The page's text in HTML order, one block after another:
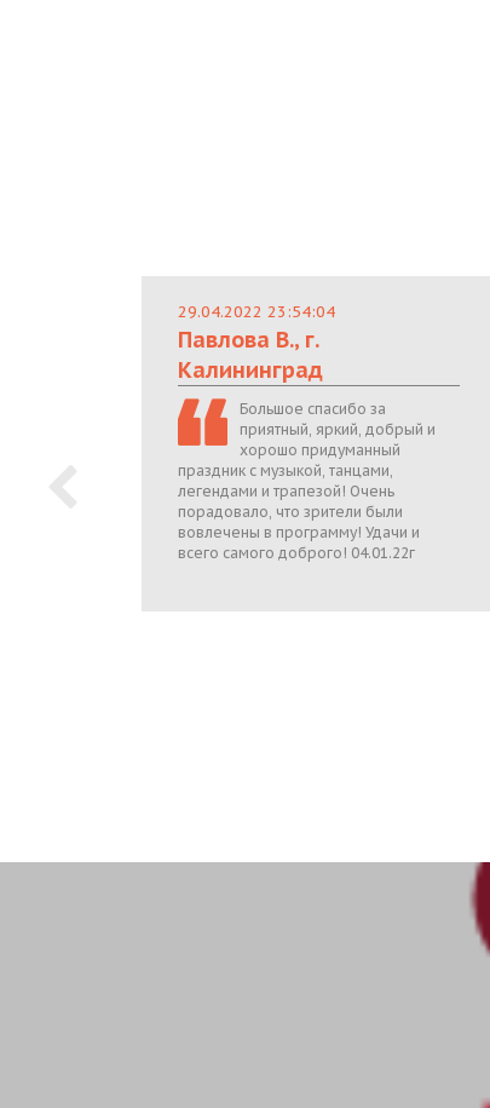
29.04.2022 23:54:04
Павлова В., г.
Калининград
Большое спасибо за
приятный, яркий, добрый и
хорошо придуманный
праздник с музыкой, танцами,
легендами и трапезой! Очень
порадовало, что зрители были
вовлечены в программу! Удачи и
всего самого доброго! 04.01.22г